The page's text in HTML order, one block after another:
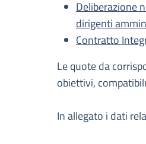
Deliberazione
dirigenti
Contratto
Le quote da
obiettivi,
In allegato i dati